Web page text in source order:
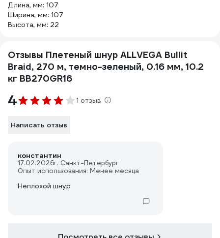
Длина, мм: 107
Ширина, мм: 107
Высота, мм: 22
Отзывы Плетеный шнур ALLVEGA Bullit
Braid, 270 м, темно-зеленый, 0.16 мм, 10.2
кг BB270GR16
4 1 отзыв
Написать отзыв
константин
17.02.2026г. Санкт-Петербург
Опыт использования: Менее месяца
Неплохой шнур